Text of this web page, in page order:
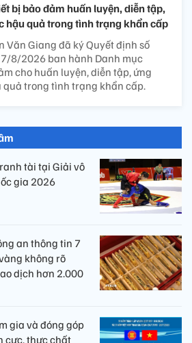
bị bảo đảm huấn luyện, diễn tập,
hậu quả trong tình trạng khẩn cấp
Văn Giang đã ký Quyết định số
8/2026 ban hành Danh mục
cho huấn luyện, diễn tập, ứng
quả trong tình trạng khẩn cấp.
tài tại Giải vô
gia 2026
an thông tin 7
không rõ
dịch hơn 2.000
gia và đóng góp
cực, thực chất